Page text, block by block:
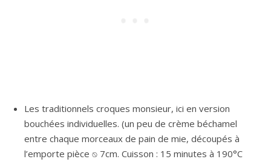
Les traditionnels croques monsieur, ici en version
bouchées individuelles. (un peu de crème béchamel
entre chaque morceaux de pain de mie, découpés à
l’emporte pièce ⍉ 7cm. Cuisson : 15 minutes à 190°C